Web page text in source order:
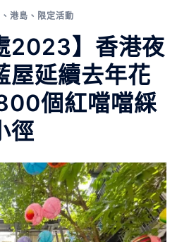
、 港島 、 限定活動
2023】香港夜
屋延續去年花
個紅噹噹綵
徑